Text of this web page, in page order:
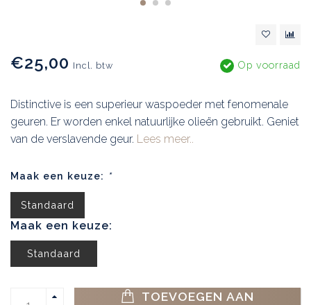
€25,00 Incl. btw Op voorraad
Distinctive is een superieur waspoeder met fenomenale
geuren. Er worden enkel natuurlijke olieën gebruikt. Geniet
van de verslavende geur. Lees meer..
Maak een keuze: *
Standaard
Maak een keuze:
Standaard
TOEVOEGEN AAN